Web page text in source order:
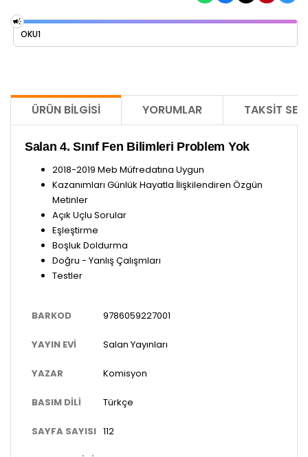
OKU1
ÜRÜN BILGISI YORUMLAR TAKSIT
Salan 4. Sınıf Fen Bilimleri Problem Yok
2018-2019 Meb Müfredatına Uygun
Kazanımları Günlük Hayatla İlişkilendiren Özgün
Metinler
Açık Uçlu Sorular
Eşleştirme
Boşluk Doldurma
Doğru - Yanlış Çalışmları
Testler
BARKOD 9786059227001
YAYIN EVI Salan Yayınları
YAZAR Komisyon
BASIM DILI Türkçe
SAYFA SAYISI 112